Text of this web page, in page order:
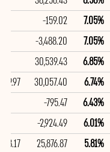
7.05%
-159.02
7.05%
-3,488.20
6.85%
30,539.43
6.74%
30,057.40
99.97
6.43%
-795.47
6.01%
-2,924.49
5.81%
25,876.87
98.17